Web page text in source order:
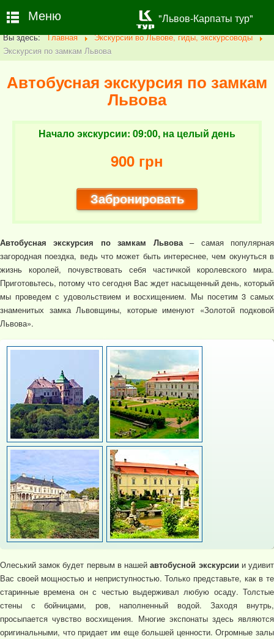
Вы здесь: Главная
Экскурсии во Львове, гиды, экскурсоводы
Экскурсия по замкам Львова
Автобусная экскурсия по замкам
Львова
Начало экскурсии: 09:00, на целый день
900 грн
Забронировать
Автобусная экскурсия по замкам Львова– самая популярная
загородная поездка, ведь что может быть интереснее, чем окунуться в
жизнь королей, почувствовать себя частичкой королевского мира.
Приготовьтесь, потому что сегодня Вас ждет насыщенный день, который
мы проведем с удовольствием и восхищением. Мы посетим 3 самых
знаменитых замка Львовщины, которые именуют «Золотой подковой
Львова».
Олеський замок будет первым в нашейавтобусной экскурсии и удивит
Вас своей мощностью и неприступностью. Только представьте, как в те
старинные времена он с честью выдерживал любую осаду. Толстые
стены с бойницами, ров, наполненный водой. Заходя внутрь,
просыпается чувство восхищения. Многие экспонаты здесь являются
оригинальными, что придает им еще большей ценности. Огромные залы
Меню "Львов-Карпаты тур"